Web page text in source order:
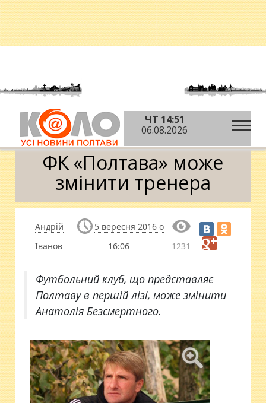
ЧТ 14:51
06.08.2026
Головна » Новини » Спорт »​ФК «Полтава»
може змінити тренера
​ФК «Полтава» може
змінити тренера
Андрій
Іванов
5 вересня 2016 о
16:06
1231
Футбольний клуб, що представляє
Полтаву в першій лізі, може змінити
Анатолія Безсмертного.